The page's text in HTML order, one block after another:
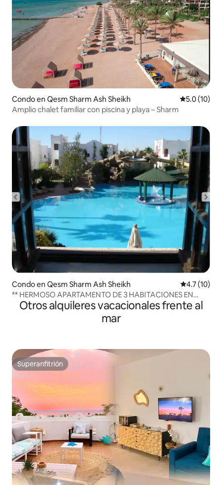
Condo en Qesm Sharm Ash Sheikh Calificación
5.0 (10)
Amplio chalet familiar con piscina y playa – Sharm
Condo en Qesm Sharm Ash Sheikh Calificación
4.7 (10)
** HERMOSO APARTAMENTO DE 3 HABITACIONES EN
DELTA SHARM **
Otros alquileres vacacionales frente al
mar
Superanfitrión
Superanfitrión